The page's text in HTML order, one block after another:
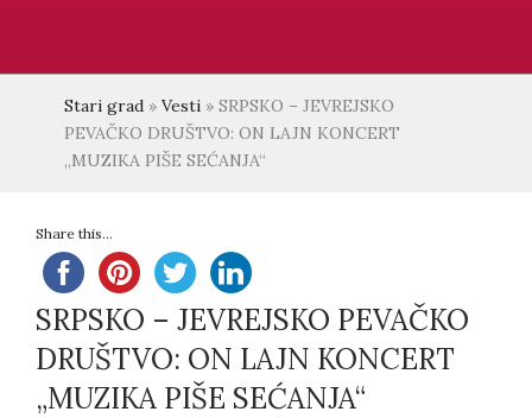
Stari grad » Vesti » SRPSKO – JEVREJSKO
PEVAČKO DRUŠTVO: ON LAJN KONCERT
„MUZIKA PIŠE SEĆANJA“
Share this...
SRPSKO – JEVREJSKO PEVAČKO
DRUŠTVO: ON LAJN KONCERT
„MUZIKA PIŠE SEĆANJA“